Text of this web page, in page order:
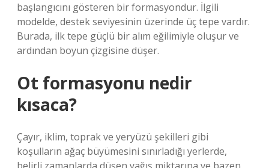
başlangıcını gösteren bir formasyondur. İlgili
modelde, destek seviyesinin üzerinde üç tepe vardır.
Burada, ilk tepe güçlü bir alım eğilimiyle oluşur ve
ardından boyun çizgisine düşer.
Ot formasyonu nedir
kısaca?
Çayır, iklim, toprak ve yeryüzü şekilleri gibi
koşulların ağaç büyümesini sınırladığı yerlerde,